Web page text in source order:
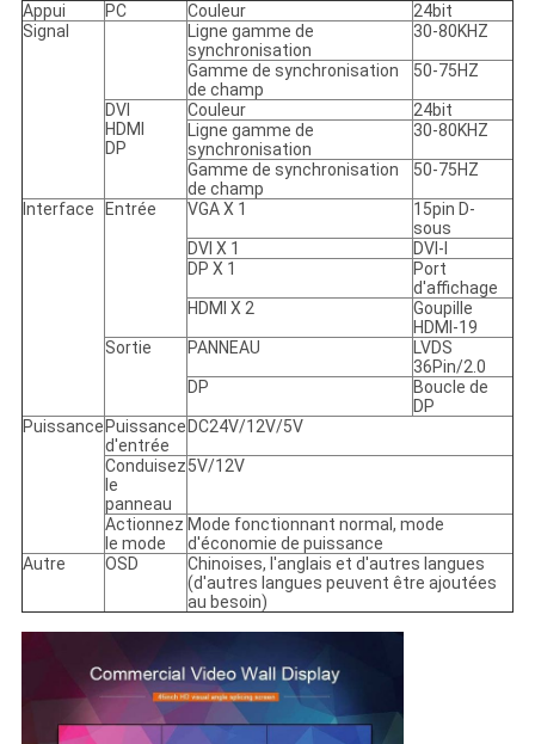
Appui
PC Couleur
24bit
Signal
Ligne gamme de
synchronisation
30-80KHZ
Gamme de synchronisation
de champ
50-75HZ
DVI
HDMI
DP
Couleur
24bit
Ligne gamme de
synchronisation
30-80KHZ
Gamme de synchronisation
de champ
50-75HZ
Interface Entrée VGA X 1
15pin D-
sous
DVI X 1
DVI-I
DP X 1
Port
d'affichage
HDMI X 2
Goupille
HDMI-19
Sortie
PANNEAU
LVDS
36Pin/2.0
DP
Boucle de
DP
Puissance Puissance
d'entrée
DC24V/12V/5V
Conduisez
le
panneau
5V/12V
Actionnez
le mode
Mode fonctionnant normal, mode
d'économie de puissance
Autre
OSD
Chinoises, l'anglais et d'autres langues
(d'autres langues peuvent être ajoutées
au besoin)